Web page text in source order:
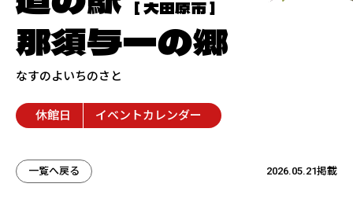
[ 大田原市 ]
那須与一の郷
なすのよいちのさと
休館日 イベントカレンダー
一覧へ戻る 2026.05.21掲載